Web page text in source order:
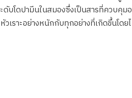
ดับโดปามีนในสมองซึ่งเป็นสารที่ควบ
เราะอย่างหนักกับทุกอย่างที่เกิดขึ้นโด